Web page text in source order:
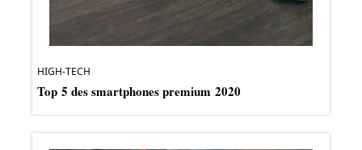
HIGH-TECH
Top 5 des smartphones premium 2020